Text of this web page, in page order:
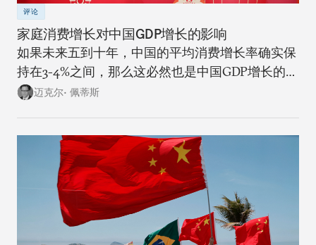
评论
家庭消费增长对中国GDP增长的影响
如果未来五到十年，中国的平均消费增长率确实保
持在3-4%之间，那么这必然也是中国GDP增长的上
限。迈克尔• 佩蒂斯